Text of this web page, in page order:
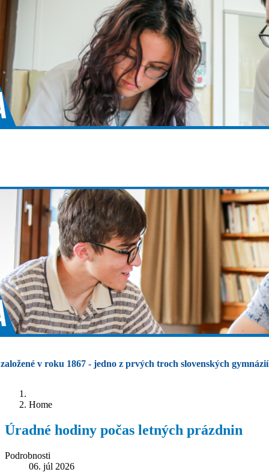
založené v roku 1867 - jedno z prvých troch slovenských gymnázií
Home
Úradné hodiny počas letných prázdnin
Podrobnosti
06. júl 2026